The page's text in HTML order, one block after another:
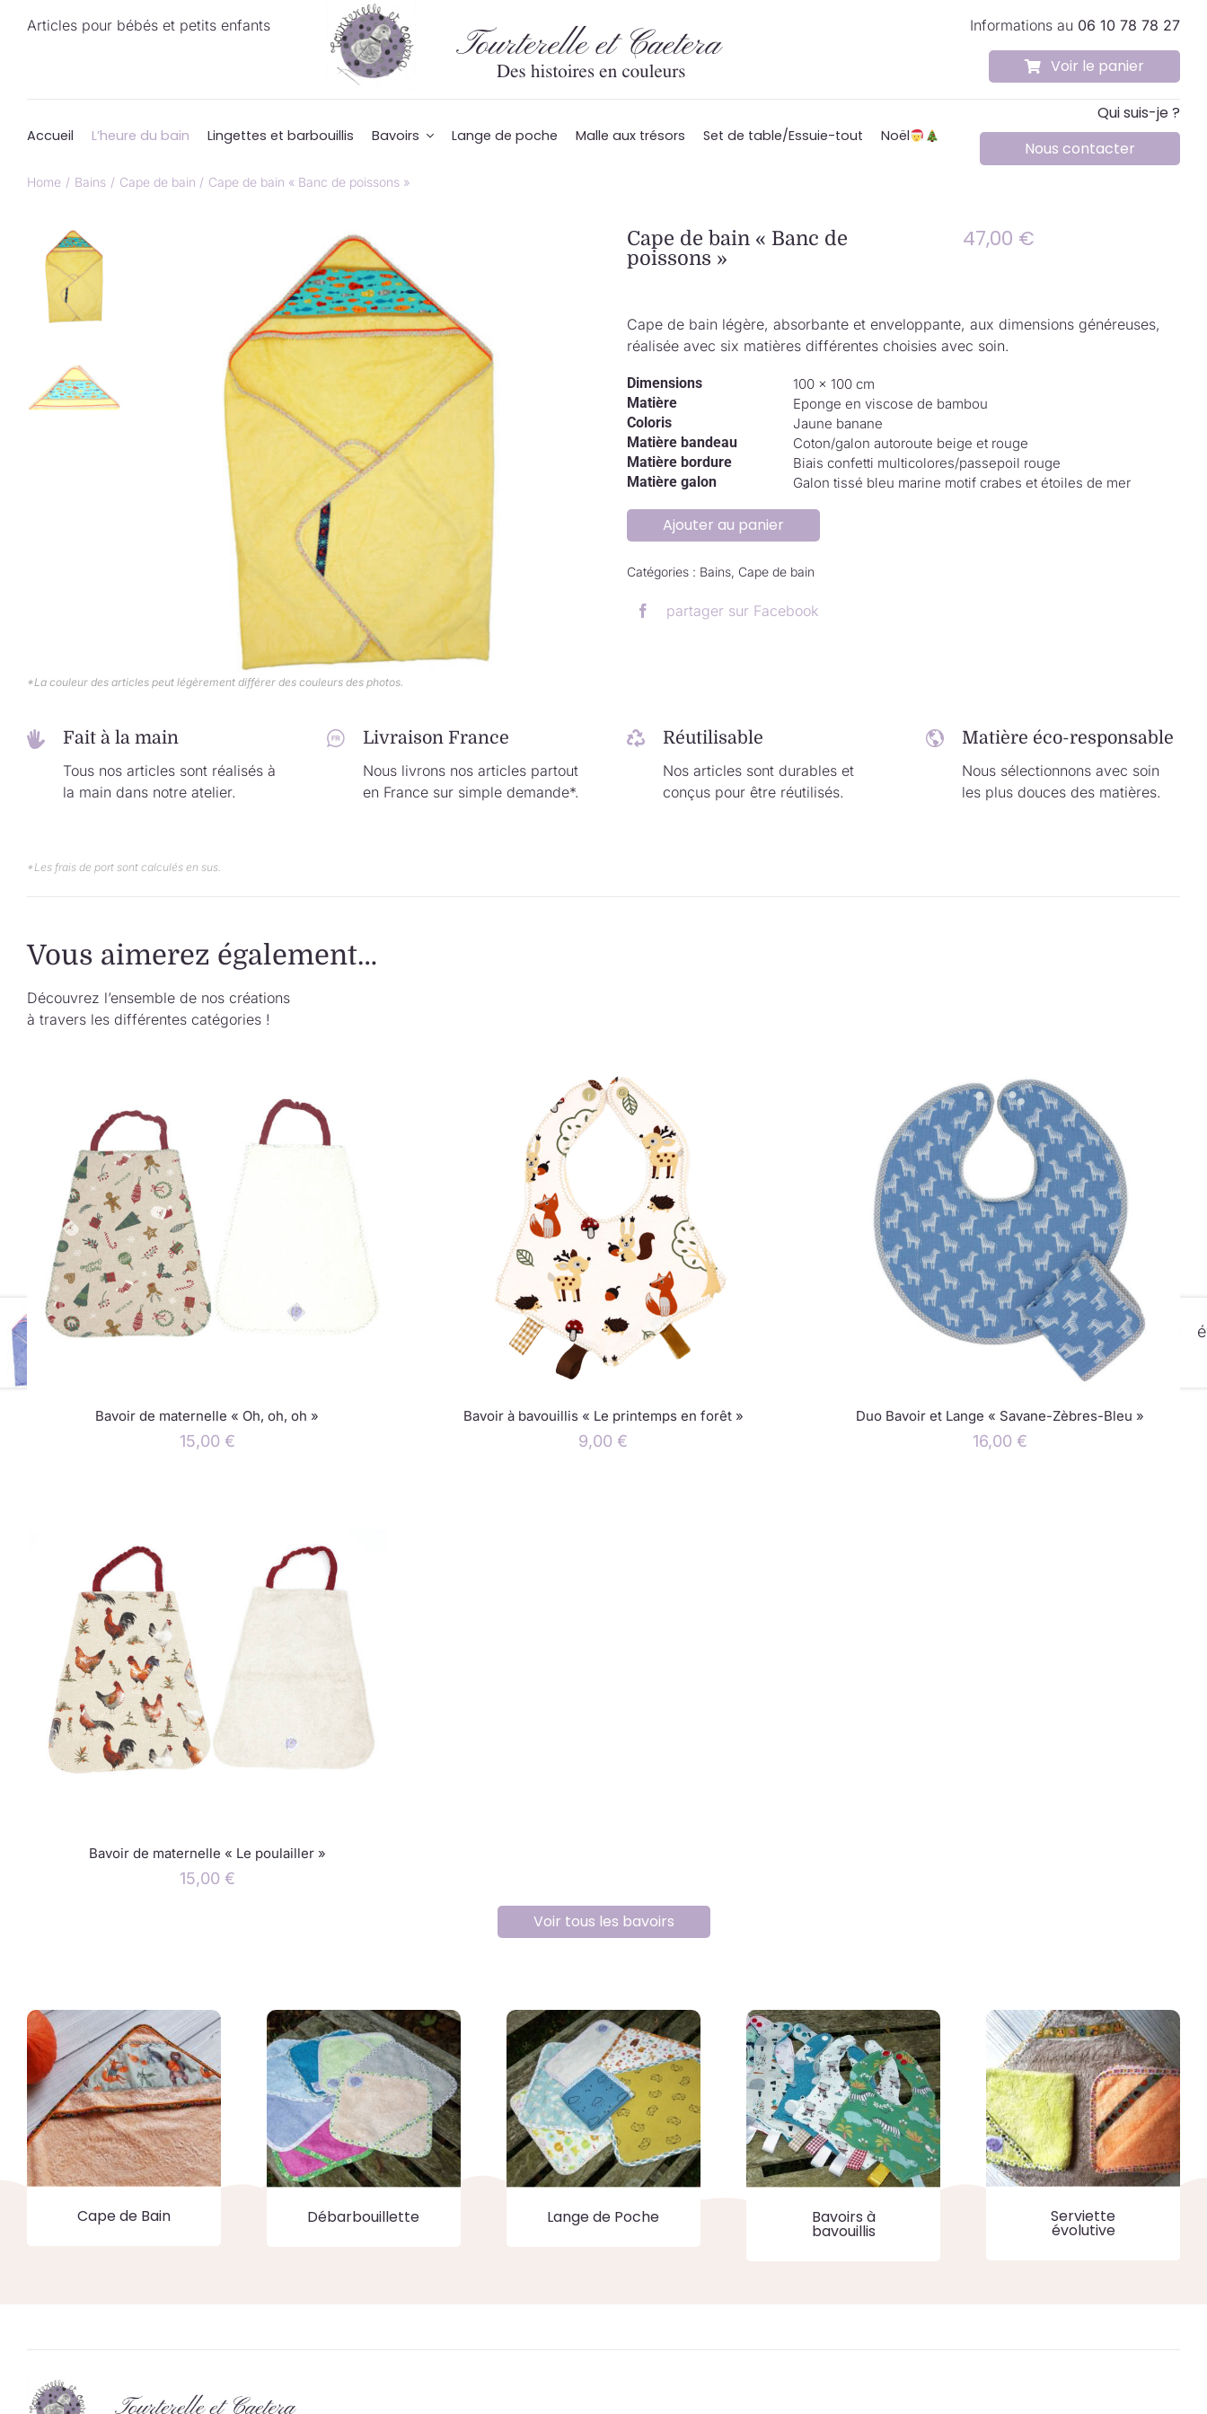
Articles pour bébés et petits enfants Informations au 06 10 78 78 27
Voir le panier
Accueil L’heure du bain Lingettes et barbouillis Bavoirs Lange de poche Malle aux trésors Set de table/Essuie-tout Noël
Qui suis-je ?
Nous contacter
Home Bains Cape de bain Cape de bain « Banc de poissons »
*La couleur des articles peut légèrement différer des couleurs des photos.
Cape de bain « Banc de
poissons »
47,00 €
Cape de bain légère, absorbante et enveloppante, aux dimensions généreuses,
réalisée avec six matières différentes choisies avec soin.
Dimensions
100 × 100 cm
Matière
Eponge en viscose de bambou
Coloris
Jaune banane
Matière bandeau
Coton/galon autoroute beige et rouge
Matière bordure
Biais confetti multicolores/passepoil rouge
Matière galon
Galon tissé bleu marine motif crabes et étoiles de mer
Ajouter au panier
Catégories : Bains, Cape de bain
partager sur Facebook
Fait à la main
Tous nos articles sont réalisés à
la main dans notre atelier.
Livraison France
Nous livrons nos articles partout
en France sur simple demande*.
Réutilisable
Nos articles sont durables et
conçus pour être réutilisés.
Matière éco-responsable
Nous sélectionnons avec soin
les plus douces des matières.
*Les frais de port sont calculés en sus.
Vous aimerez également…
Découvrez l’ensemble de nos créations
à travers les différentes catégories !
Bavoir de maternelle « Oh, oh, oh »
15,00 €
Bavoir à bavouillis « Le printemps en forêt »
9,00€
Duo Bavoir et Lange « Savane-Zèbres-Bleu »
16,00 €
Bavoir de maternelle « Le poulailler »
15,00 €
Voir tous les bavoirs
Cape de Bain Débarbouillette Lange de Poche Bavoirs à
bavouillis
Serviette
évolutive